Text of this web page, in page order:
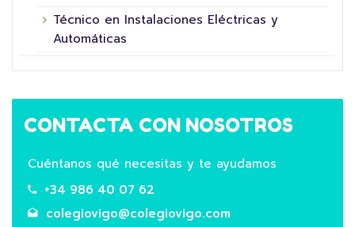
Técnico en Instalaciones Eléctricas y
Automáticas
CONTACTA CON NOSOTROS
Cuéntanos qué necesitas y te ayudamos
+34 986 40 07 62
colegiovigo@colegiovigo.com